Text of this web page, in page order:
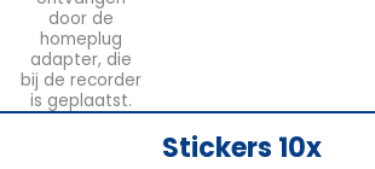
Stickers 10x